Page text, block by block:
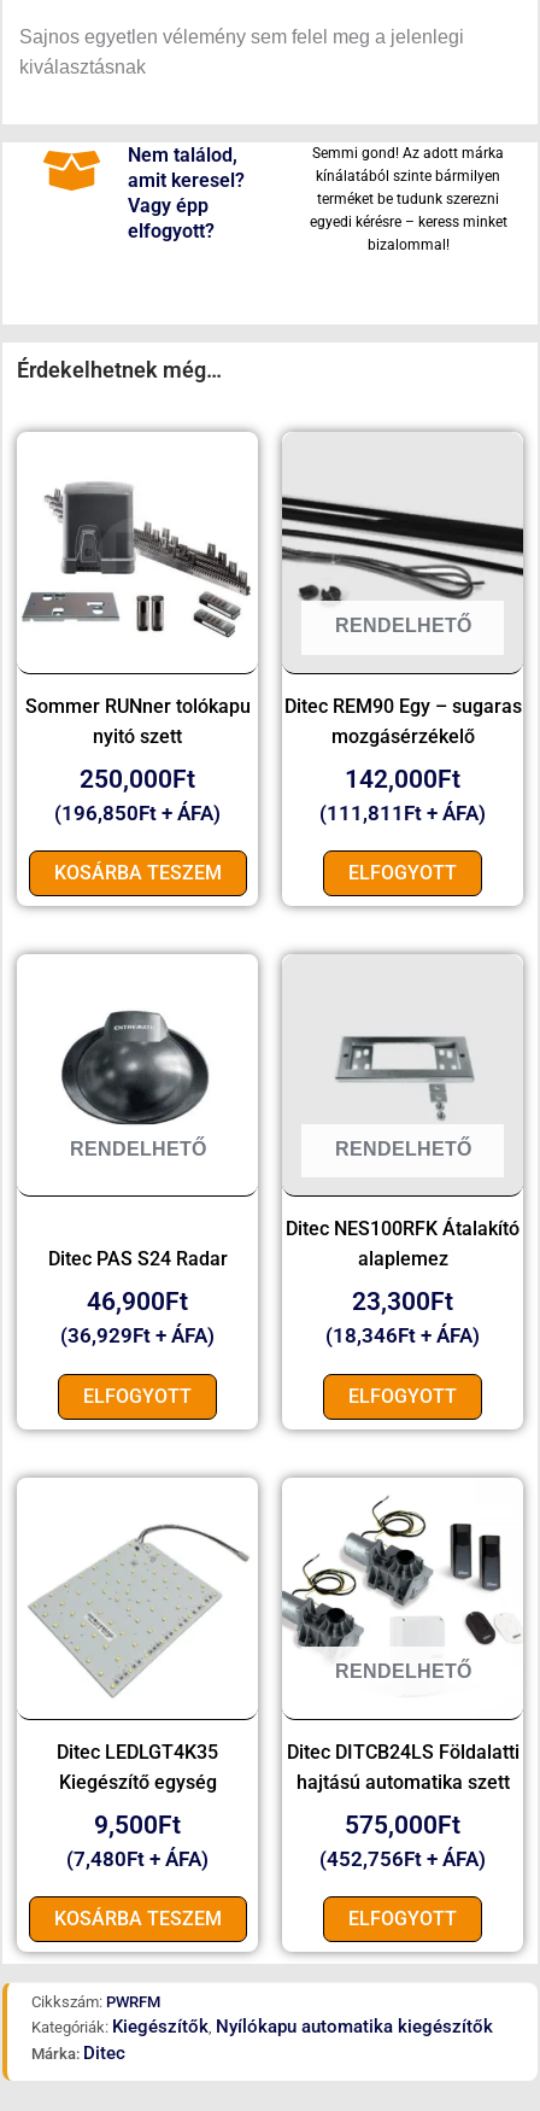
Sajnos egyetlen vélemény sem felel meg a jelenlegi
kiválasztásnak
Nem találod,
amit keresel?
Vagy épp
elfogyott?
Semmi gond! Az adott márka
kínálatából szinte bármilyen
terméket be tudunk szerezni
egyedi kérésre – keress minket
bizalommal!
Érdekelhetnek még…
Sommer RUNner tolókapu
nyitó szett
250,000Ft
(196,850Ft + ÁFA)
KOSÁRBA TESZEM
RENDELHETŐ
Ditec REM90 Egy – sugaras
mozgásérzékelő
142,000Ft
(111,811 Ft + ÁFA)
ELFOGYOTT
RENDELHETŐ
Ditec PAS S24 Radar
46,900Ft
(36,929Ft + ÁFA)
ELFOGYOTT
RENDELHETŐ
Ditec NES100RFK Átalakító
alaplemez
23,300Ft
(18,346Ft + ÁFA)
ELFOGYOTT
Ditec LEDLGT4K35
Kiegészítő egység
9,500Ft
(7,480Ft + ÁFA)
KOSÁRBA TESZEM
RENDELHETŐ
Ditec DITCB24LS Földalatti
hajtású automatika szett
575,000Ft
(452,756Ft + ÁFA)
ELFOGYOTT
Cikkszám: PWRFM
Kategóriák: Kiegészítők, Nyílókapu automatika kiegészítők
Márka: Ditec